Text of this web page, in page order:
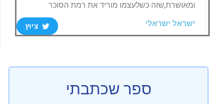
ומאושרת,שזה כשלעצמו מוריד את רמת הסוכר
ישראל ישראלי
ציוץ
ספר שכתבתי